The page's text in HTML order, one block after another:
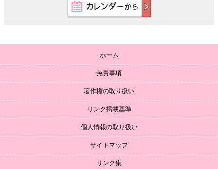
ホーム
免責事項
著作権の取り扱い
リンク掲載基準
個人情報の取り扱い
サイトマップ
リンク集